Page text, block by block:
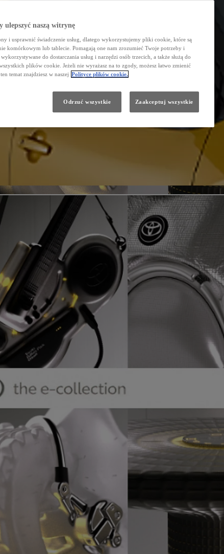
naszą witrynę
i usprawnić świadczenie usług, dlatego wykorzystujemy pliki cookie, które są
komórkowym lub tablecie. Pomagają one nam zrozumieć Twoje potrzeby i
do dostarczania usług i narzędzi osób trzecich, a także służą do
plików cookie. Jeżeli nie wyrażasz na to zgody, możesz łatwo zmienić
temat znajdziesz w naszej Polityce plików cookie.
Odrzuć wszystkie Zaakceptuj wszystkie